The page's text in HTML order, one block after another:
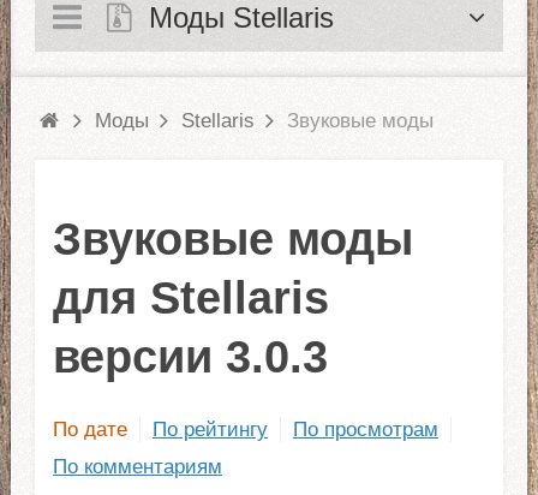
Моды Stellaris
Моды Stellaris Звуковые моды
Звуковые моды
для Stellaris
версии 3.0.3
По дате По рейтингу
По просмотрам
По комментариям